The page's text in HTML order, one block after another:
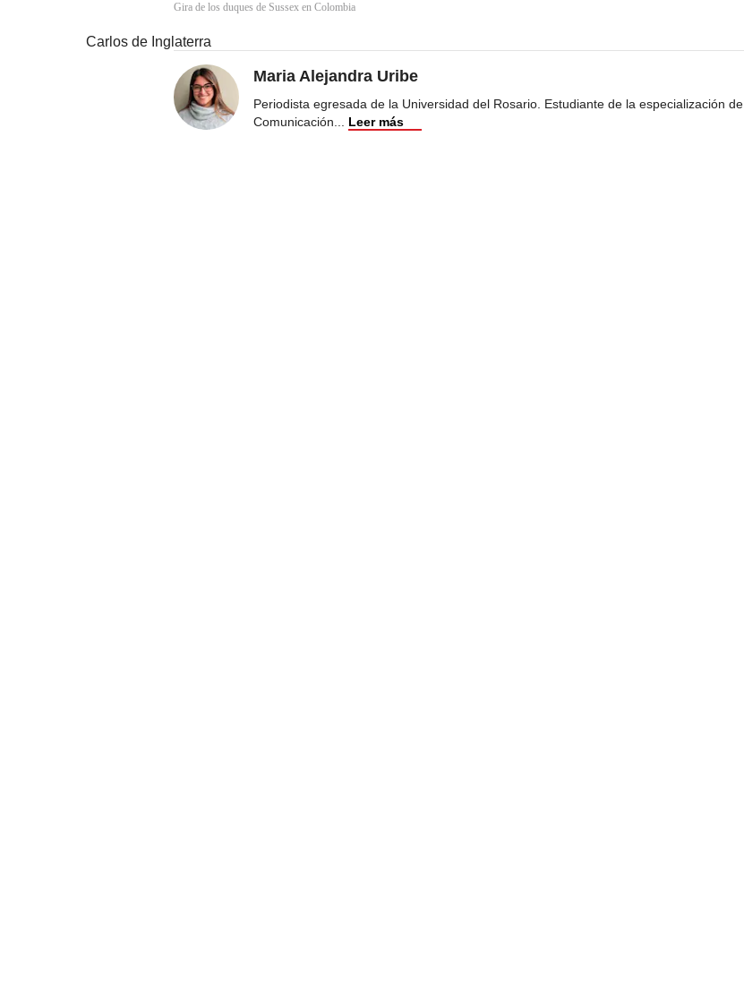
Gira de los duques de Sussex en Colombia
Carlos de Inglaterra
Maria Alejandra Uribe
Periodista egresada de la Universidad del Rosario. Estudiante de la especialización de
Comunicación... Leer más